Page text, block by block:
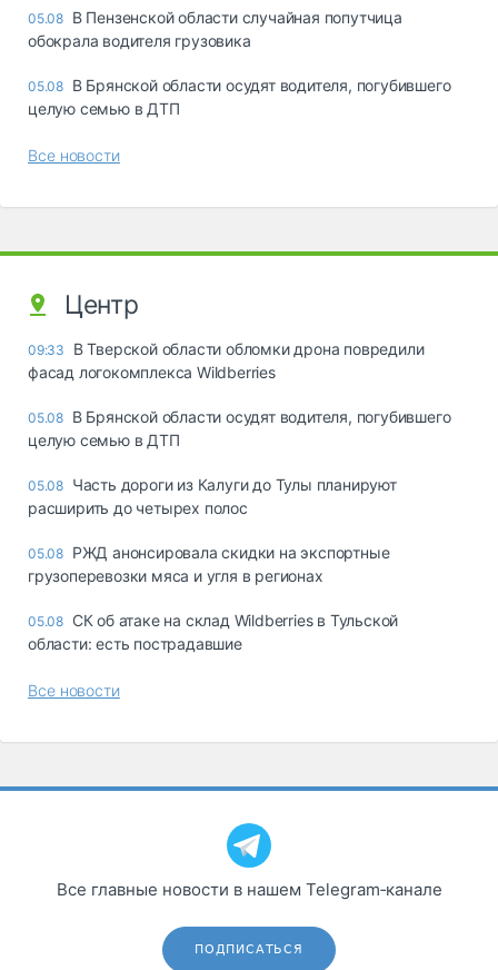
05.08 В Пензенской области случайная попутчица
обокрала водителя грузовика
05.08 В Брянской области осудят водителя, погубившего
целую семью в ДТП
Все новости
Центр
09:33
В Тверской области обломки дрона повредили
фасад логокомплекса Wildberries
05.08 В Брянской области осудят водителя, погубившего
целую семью в ДТП
05.08 Часть дороги из Калуги до Тулы планируют
расширить до четырех полос
05.08 РЖД анонсировала скидки на экспортные
грузоперевозки мяса и угля в регионах
05.08 СК об атаке на склад Wildberries в Тульской
области: есть пострадавшие
Все новости
Все главные новости в нашем Telegram‑канале
ПОДПИСАТЬСЯ